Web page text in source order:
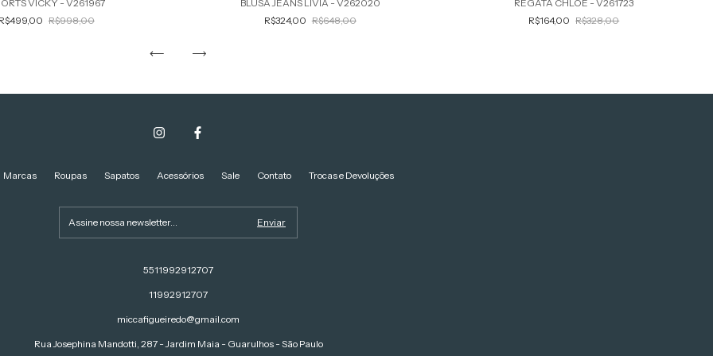
VICKY - V261967
R$499,00 R$998,00
BLUSA JEANS LIVIA - V262020
R$324,00 R$648,00
REGATA CHLOE - V261723
R$164,00 R$328,00
Marcas Roupas Sapatos Acessórios Sale Contato Trocas e Devoluções
5511992912707
11992912707
miccafigueiredo@gmail.com
Rua Josephina Mandotti, 287 - Jardim Maia - Guarulhos - São Paulo